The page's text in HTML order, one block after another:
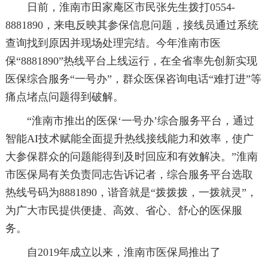
日前，淮南市田家庵区市民张先生拨打0554-
8881890，来电反映其参保信息问题，接线员通过系统
查询找到原因并现场处理完结。今年淮南市医
保“8881890”热线平台上线运行，在全省率先创新实现
医保综合服务“一号办”，群众医保咨询电话“难打进”等
痛点堵点问题得到破解。
“淮南市推出的医保‘一号办’综合服务平台，通过
智能AI技术赋能全面提升热线接线能力和效率，使广
大参保群众的问题能得到及时回应和有效解决。”淮南
市医保局有关负责同志告诉记者，综合服务平台选取
热线号码为8881890，谐音就是“拨拨拨，一拨就灵”，
为广大市民提供便捷、高效、省心、舒心的医保服
务。
自2019年成立以来，淮南市医保局推出了